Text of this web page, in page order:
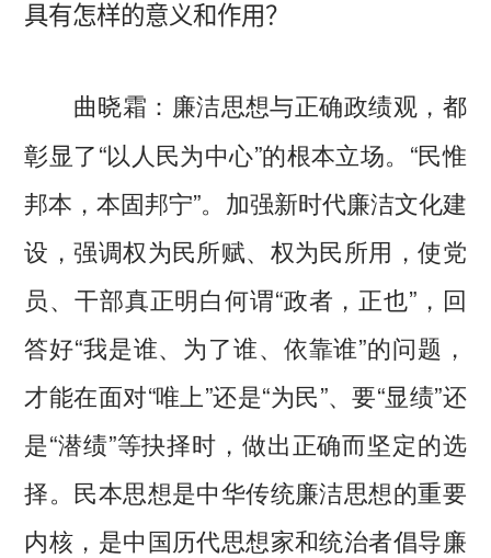
具有怎样的意义和作用？
曲晓霜： 廉洁思想与正确政绩观，都
彰显了“以人民为中心”的根本立场。“民惟
邦本，本固邦宁”。加强新时代廉洁文化建
设，强调权为民所赋、权为民所用，使党
员、干部真正明白何谓“政者，正也”，回
答好“我是谁、为了谁、依靠谁”的问题，
才能在面对“唯上”还是“为民”、要“显绩”还
是“潜绩”等抉择时，做出正确而坚定的选
择。民本思想是中华传统廉洁思想的重要
内核，是中国历代思想家和统治者倡导廉